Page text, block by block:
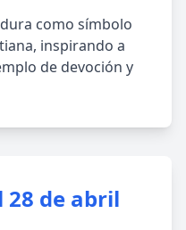
como símbolo
inspirando a
de devoción y
28 de abril